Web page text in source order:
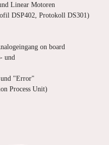
Linear Motoren
DSP402, Protokoll DS301)
on board
und
und "Error"
Process Unit)